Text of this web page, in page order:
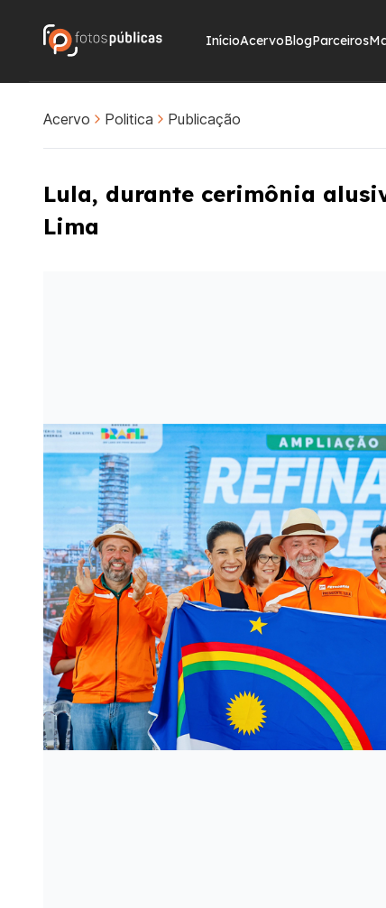
InícioAcervoBlogParceiros
Acervo Politica Publicação
Lula, durante cerimônia
Lima